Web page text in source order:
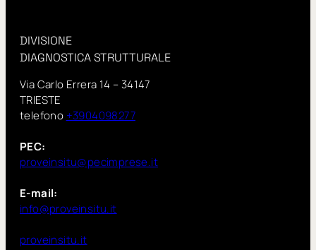
DIVISIONE
DIAGNOSTICA STRUTTURALE
Via Carlo Errera 14 – 34147
TRIESTE
telefono +3904098277
PEC:
proveinsitu@pecimprese.it
E-mail:
info@proveinsitu.it
proveinsitu.it